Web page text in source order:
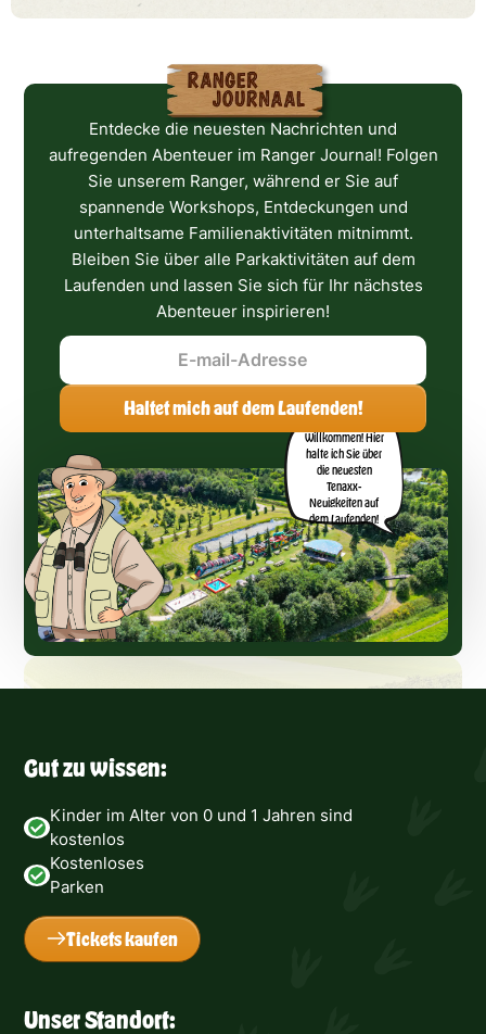
Entdecke die neuesten Nachrichten und
aufregenden Abenteuer im Ranger Journal! Folgen
Sie unserem Ranger, während er Sie auf
spannende Workshops, Entdeckungen und
unterhaltsame Familienaktivitäten mitnimmt.
Bleiben Sie über alle Parkaktivitäten auf dem
Laufenden und lassen Sie sich für Ihr nächstes
Abenteuer inspirieren!
Willkommen! Hier
halte ich Sie über
die neuesten
Tenaxx-
Neuigkeiten auf
dem Laufenden!
Gut zu wissen:
Kinder im Alter von 0 und 1 Jahren sind
kostenlos
Kostenloses
Parken
Tickets kaufen
Unser Standort: